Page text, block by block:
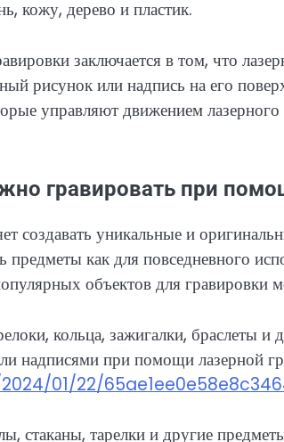
кожу, дерево и пластик.
заключается в том, что
рисунок или надпись на его
управляют движением
гравировать при
создавать уникальные и
как для повседневного
объектов для гравировки
кольца, зажигалки, браслеты и
надписями при помощи лазерной
01/22/
стаканы, тарелки и другие